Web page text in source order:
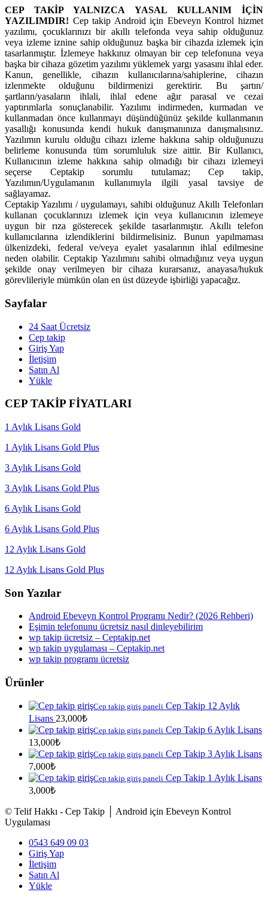
CEP TAKİP YALNIZCA YASAL KULLANIM İÇİN
YAZILIMDIR! Cep takip Android için Ebeveyn Kontrol hizmet
yazılımı, çocuklarınızı bir akıllı telefonda veya sahip olduğunuz
veya izleme iznine sahip olduğunuz başka bir cihazda izlemek için
tasarlanmıştır. İzlemeye hakkınız olmayan bir cep telefonuna veya
başka bir cihaza gözetim yazılımı yüklemek yargı yasasını ihlal eder.
Kanun, genellikle, cihazın kullanıcılarına/sahiplerine, cihazın
izlenmekte olduğunu bildirmenizi gerektirir. Bu şartın/
şartların/yasaların ihlali, ihlal edene ağır parasal ve cezai
yaptırımlarla sonuçlanabilir. Yazılımı indirmeden, kurmadan ve
kullanmadan önce kullanmayı düşündüğünüz şekilde kullanmanın
yasallığı konusunda kendi hukuk danışmanınıza danışmalısınız.
Yazılımın kurulu olduğu cihazı izleme hakkına sahip olduğunuzu
belirleme konusunda tüm sorumluluk size aittir. Bir Kullanıcı,
Kullanıcının izleme hakkına sahip olmadığı bir cihazı izlemeyi
seçerse Ceptakip sorumlu tutulamaz; Cep takip,
Yazılımın/Uygulamanın kullanımıyla ilgili yasal tavsiye de
sağlayamaz.
Ceptakip Yazılımı / uygulamayı, sahibi olduğunuz Akıllı Telefonları
kullanan çocuklarınızı izlemek için veya kullanıcının izlemeye
uygun bir rıza gösterecek şekilde tasarlanmıştır. Akıllı telefon
kullanıcılarına izlendiklerini bildirmelisiniz. Bunun yapılmaması
ülkenizdeki, federal ve/veya eyalet yasalarının ihlal edilmesine
neden olabilir. Ceptakip Yazılımını sahibi olmadığınız veya uygun
şekilde onay verilmeyen bir cihaza kurarsanız, anayasa/hukuk
görevlileriyle mümkün olan en üst düzeyde işbirliği yapacağız.
Sayfalar
24 Saat Ücretsiz
Cep takip
Giriş Yap
İletişim
Satın Al
Yükle
CEP TAKİP FİYATLARI
1 Aylık Lisans Gold
1 Aylık Lisans Gold Plus
3 Aylık Lisans Gold
3 Aylık Lisans Gold Plus
6 Aylık Lisans Gold
6 Aylık Lisans Gold Plus
12 Aylık Lisans Gold
12 Aylık Lisans Gold Plus
Son Yazılar
Android Ebeveyn Kontrol Programı Nedir? (2026 Rehberi)
Eşimin telefonunu ücretsiz nasıl dinleyebilirim
wp takip ücretsiz – Ceptakip.net
wp takip uygulaması – Ceptakip.net
wp takip programı ücretsiz
Ürünler
Cep takip giriş paneli Cep Takip 12 Aylık
Lisans 23,000₺
Cep takip giriş paneli Cep Takip 6 Aylık Lisans
13,000₺
Cep takip giriş paneli Cep Takip 3 Aylık Lisans
7,000₺
Cep takip giriş paneli Cep Takip 1 Aylık Lisans
3,000₺
© Telif Hakkı - Cep Takip │ Android için Ebeveyn Kontrol
Uygulaması
0543 649 09 03
Giriş Yap
İletişim
Satın Al
Yükle